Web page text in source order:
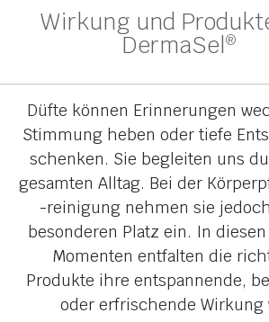
Wirkung und
DermaSel®
Düfte können Erinnerungen
Stimmung heben oder tiefe
schenken. Sie begleiten uns
gesamten Alltag. Bei der
-reinigung nehmen sie
besonderen Platz ein. In
Momenten entfalten die
Produkte ihre entspannende,
oder erfrischende Wirkung